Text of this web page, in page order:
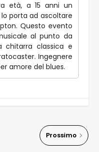
età, a 15 anni un
porta ad ascoltare
Questo evento
al punto da
chitarra classica e
Ingegnere
amore del blues.
Prossimo